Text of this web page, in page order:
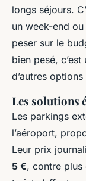
longs séjours.
un week-end
peser sur le
bien pesé,
d’autres
Les solutions
Les parkings
l’aéroport,
Leur prix
5 €, contre